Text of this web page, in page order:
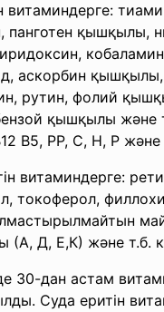
витаминдерге:
панготен қышқылы,
аскорбин
рутин, фолий
қышқылы және
В5, РР, С, Н, Р және
витаминдерге:
токоферол,
(А, Д, Е,К) және т.б.
30-дан астам
Суда еритін